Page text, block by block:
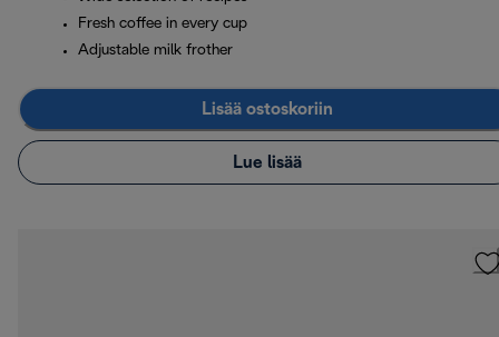
Fresh coffee in every cup
Adjustable milk frother
Lisää ostoskoriin
Lue lisää